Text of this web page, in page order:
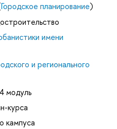
Городское планирование)
имени
и регионального
модуль
курса
кампуса